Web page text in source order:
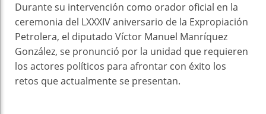
Durante su intervención como orador oficial en la
ceremonia del LXXXIV aniversario de la Expropiación
Petrolera, el diputado Víctor Manuel Manríquez
González, se pronunció por la unidad que requieren
los actores políticos para afrontar con éxito los
retos que actualmente se presentan.